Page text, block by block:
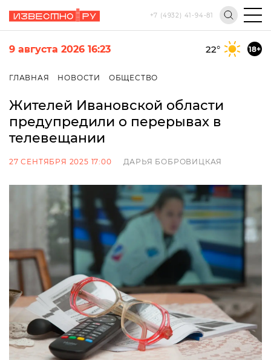
+7 (4932) 41-94-81
9 августа 2026 16:23 22° 18+
ГЛАВНАЯ НОВОСТИ ОБЩЕСТВО
Жителей Ивановской области
предупредили о перерывах в
телевещании
27 СЕНТЯБРЯ 2025 17:00 ДАРЬЯ БОБРОВИЦКАЯ